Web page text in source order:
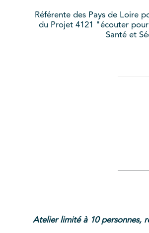
Référente des Pays de Loire
du Projet 4121 "écouter
Santé et
Atelier limité à 10 personnes,